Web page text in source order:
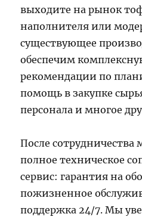
выходите на рынок
наполнителя или
существующее
обеспечим
рекомендации по
помощь в закупке
персонала и многое
После сотрудничества
полное техническое
сервис: гарантия на
пожизненное
поддержка 24/7. Мы